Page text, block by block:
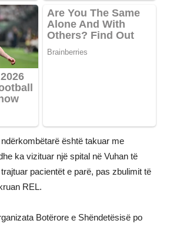
është takuar me
ka vizituar një spital në Vuhan të
pacientët e parë, pas zbulimit të
REL.
Botërore e Shëndetësisë po